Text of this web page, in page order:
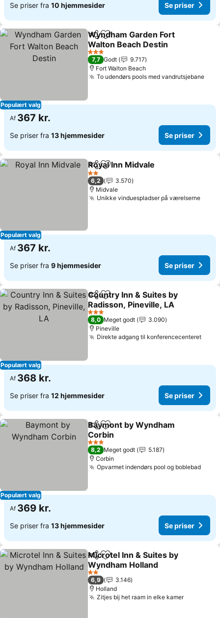
Se priser fra 10 hjemmesider Se priser
Populært valg
Del Føj til favoritter
Wyndham Garden Fort
Walton Beach Destin
3 Stjerner
7,7 Godt
9.717
Fort Walton Beach
To udendørs pools med vandrutsjebane
Af 367 kr.
Se priser fra 13 hjemmesider Se priser
Populært valg
Del Føj til favoritter
Royal Inn Midvale
2 Stjerner
6,2
3.570
Midvale
Unikke vinduespladser på værelserne
Af 367 kr.
Se priser fra 9 hjemmesider Se priser
Populært valg
Del Føj til favoritter
Country Inn & Suites by
Radisson, Pineville, LA
3 Stjerner
8,0 Meget godt
3.090
Pineville
Direkte adgang til konferencecenteret
Af 368 kr.
Se priser fra 12 hjemmesider Se priser
Populært valg
Del Føj til favoritter
Baymont by Wyndham
Corbin
3 Stjerner
8,2 Meget godt
5.187
Corbin
Opvarmet indendørs pool og boblebad
Af 369 kr.
Se priser fra 13 hjemmesider Se priser
Del Føj til favoritter
Microtel Inn & Suites by
Wyndham Holland
2 Stjerner
6,9
3.146
Holland
Zitjes bij het raam in elke kamer